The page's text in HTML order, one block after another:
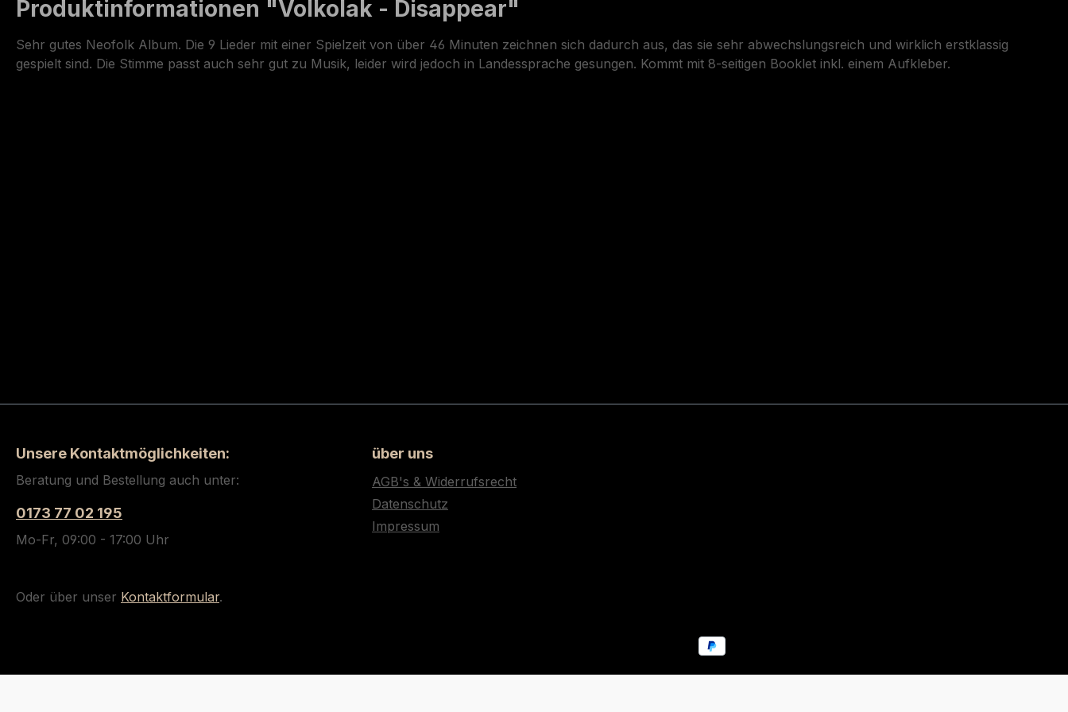
Produktinformationen "Volkolak - Disappear"
Sehr gutes Neofolk Album. Die 9 Lieder mit einer Spielzeit von über 46 Minuten zeichnen sich dadurch aus, das sie sehr abwechslungsreich und wirklich erstklassig
gespielt sind. Die Stimme passt auch sehr gut zu Musik, leider wird jedoch in Landessprache gesungen. Kommt mit 8-seitigen Booklet inkl. einem Aufkleber.
Unsere Kontaktmöglichkeiten:
Beratung und Bestellung auch unter:
0173 77 02 195
Mo-Fr, 09:00 - 17:00 Uhr
Oder über unser Kontaktformular.
über uns
AGB's & Widerrufsrecht
Datenschutz
Impressum